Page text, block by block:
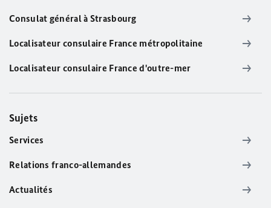
Consulat général à Strasbourg
Localisateur consulaire France métropolitaine
Localisateur consulaire France d'outre-mer
Sujets
Services
Relations franco-allemandes
Actualités